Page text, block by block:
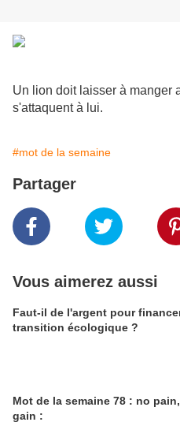
Un lion doit laisser à manger
s'attaquent à lui.
#mot de la semaine
Partager
Vous aimerez aussi
Faut-il de l'argent pour
transition écologique ?
Mot de la semaine 78 : no
gain :